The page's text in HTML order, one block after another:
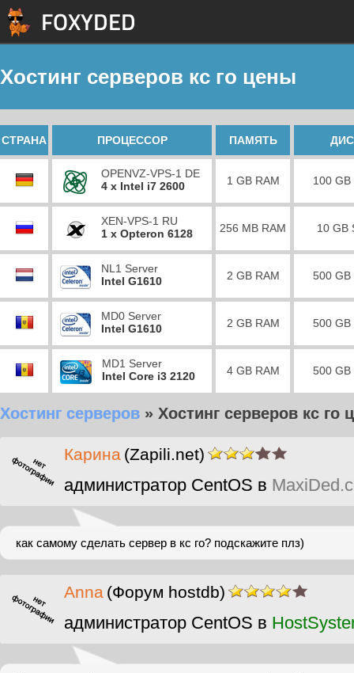
Хостинг серверов кс го цены
СТРАНА ПРОЦЕССОР ПАМЯТЬ
OPENVZ-VPS-1 DE
4 x Intel i7 2600
1 GB RAM 100 GB
XEN-VPS-1 RU
1 x Opteron 6128
256 MB RAM 10 GB
NL1 Server
Intel G1610
2 GB RAM 500 GB
MD0 Server
Intel G1610
2 GB RAM 500 GB
MD1 Server
Intel Core i3 2120
4 GB RAM 500 GB
Хостинг серверов » Хостинг серверов кс го
Карина (Zapili.net)
администратор CentOS в
как самому сделать сервер в кс го? подскажите плз)
Anna (Форум hostdb)
администратор CentOS в